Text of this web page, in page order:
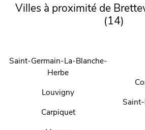
Villes à proximité de
(14)
Saint-Germain-La-Blanche-
Herbe
Louvigny
Carpiquet